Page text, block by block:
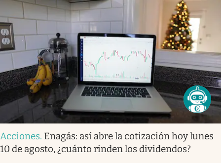
Acciones. Enagás: así abre la cotización hoy lunes
10 de agosto, ¿cuánto rinden los dividendos?